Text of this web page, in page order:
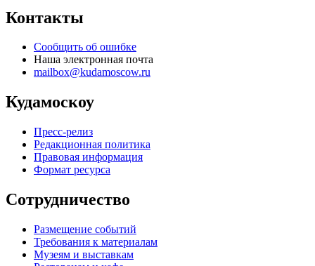
Контакты
Сообщить об ошибке
Наша электронная почта
mailbox@kudamoscow.ru
Кудамоскоу
Пресс-релиз
Редакционная политика
Правовая информация
Формат ресурса
Сотрудничество
Размещение событий
Требования к материалам
Музеям и выставкам